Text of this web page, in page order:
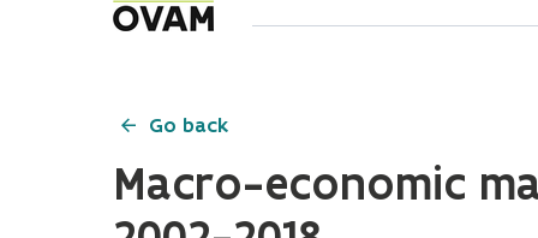
Go back
Macro-economic